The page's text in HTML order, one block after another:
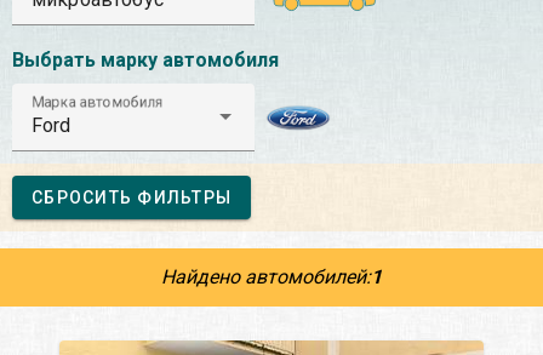
Выбрать марку автомобиля
Марка автомобиля
Ford
СБРОСИТЬ ФИЛЬТРЫ
Найдено автомобилей:1